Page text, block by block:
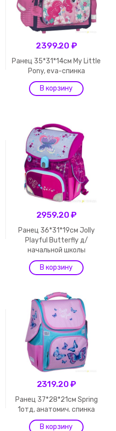
2399.20 ₽
Ранец 35*31*14см My Little
Pony, eva-спинка
2959.20 ₽
Ранец 36*31*19см Jolly
Playful Butterfly д/
начальной школы
2319.20 ₽
Ранец 37*28*21см Spring
1отд, анатомич. спинка